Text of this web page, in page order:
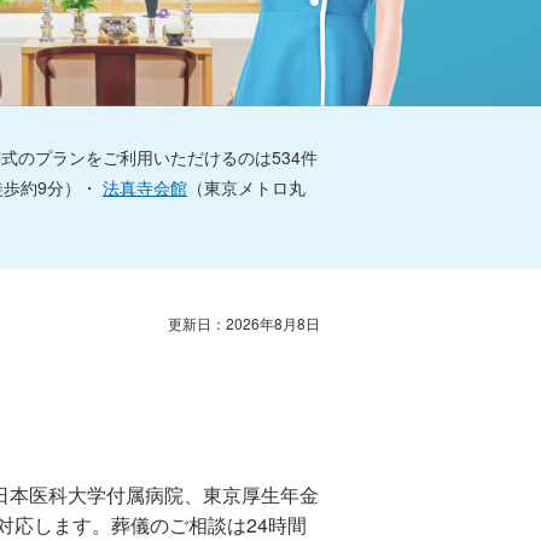
のプランをご利用いただけるのは534件
約9分）・ 法真寺会館 （東京メトロ丸
更新日： 2026年8月8日
医科大学付属病院、東京厚生年金
応します。葬儀のご相談は24時間